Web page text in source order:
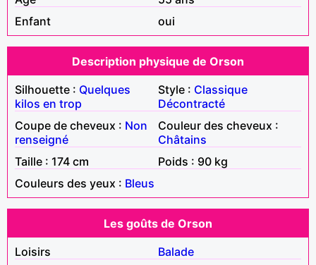
Enfant
oui
Description physique de Orson
Silhouette : Quelques
kilos en trop
Style : Classique
Décontracté
Coupe de cheveux : Non
renseigné
Couleur des cheveux :
Châtains
Taille : 174 cm
Poids : 90 kg
Couleurs des yeux : Bleus
Les goûts de Orson
Loisirs
Balade